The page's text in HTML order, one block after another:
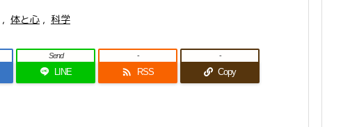
, 体と心 , 科学
LINE
Send
 RSS
-
Copy
-